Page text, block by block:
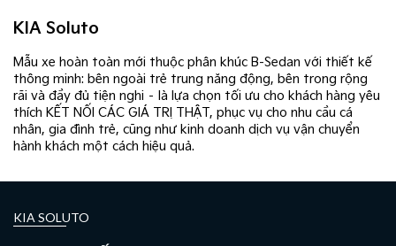
KIA Soluto
Mẫu xe hoàn toàn mới thuộc phân khúc B-Sedan với thiết kế
thông minh: bên ngoài trẻ trung năng động, bên trong rộng
rãi và đầy đủ tiện nghi – là lựa chọn tối ưu cho khách hàng yêu
thích KẾT NỐI CÁC GIÁ TRỊ THẬT, phục vụ cho nhu cầu cá
nhân, gia đình trẻ, cũng như kinh doanh dịch vụ vận chuyển
hành khách một cách hiệu quả.
KIA SOLUTO